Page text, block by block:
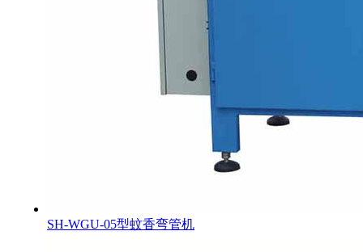
SH-WGU-05型蚊香弯管机